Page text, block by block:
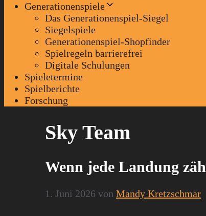
Generationenspiele
Das Generationenspiel-Siegel
Siegelspiele
Generationenspiel-Shopfinder
Spielregeln barrierefrei
Digitale Schulungen
Spieletermine
Spielberichte
Forschung
Sky Team
Wenn jede Landung
1. Juni 2026 von Mandy Kretzschmar